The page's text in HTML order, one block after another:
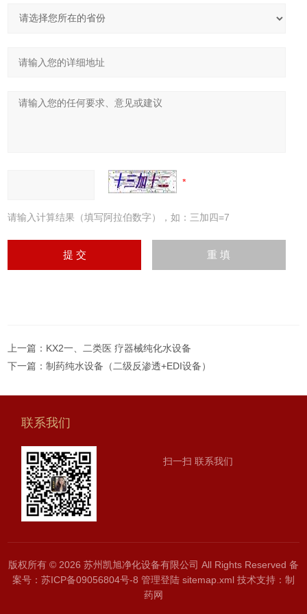
请输入计算结果（填写阿拉伯数字），如：三加四=7
上一篇： KX2一、二类医 疗器械纯化水设备
下一篇：制药纯水设备（二级反渗透+EDI设备）
联系我们
扫一扫 联系我们
版权所有 © 2026 苏州凯旭净化设备有限公司 All Rights Reserved 备
案号：苏ICP备09056804号-8 管理登陆 sitemap.xml 技术支持： 制
药网